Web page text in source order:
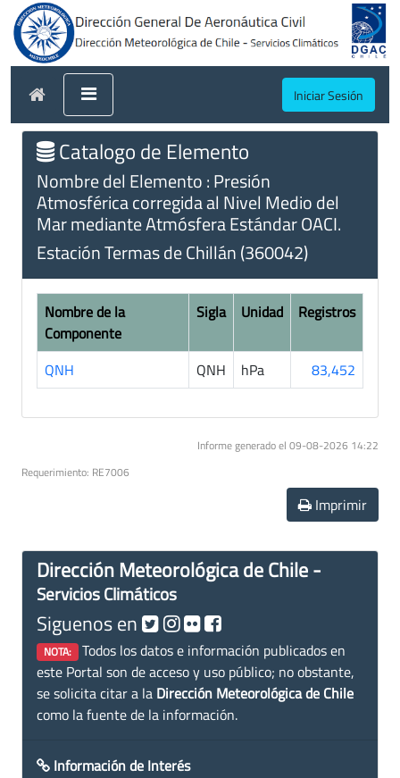
Iniciar Sesión
Catalogo de Elemento
Nombre del Elemento : Presión
Atmosférica corregida al Nivel Medio del
Mar mediante Atmósfera Estándar OACI.
Estación Termas de Chillán (360042)
Nombre de la
Componente
Sigla Unidad Registros
QNH QNH hPa 83,452
Informe generado el 09-08-2026 14:22
Requerimiento: RE7006
Imprimir
Dirección Meteorológica de Chile -
Servicios Climáticos
Siguenos en
NOTA: Todos los datos e información publicados en
este Portal son de acceso y uso público; no obstante,
se solicita citar a la Dirección Meteorológica de Chile
como la fuente de la información.
Información de Interés